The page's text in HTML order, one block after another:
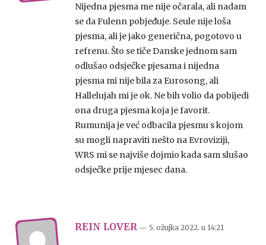
Nijedna pjesma me nije očarala, ali nadam
se da Fulenn pobjeđuje. Seule nije loša
pjesma, ali je jako generična, pogotovo u
refrenu. Što se tiče Danske jednom sam
odlušao odsječke pjesama i nijedna
pjesma mi nije bila za Eurosong, ali
Hallelujah mi je ok. Ne bih volio da pobijedi
ona druga pjesma koja je favorit.
Rumunija je već odbacila pjesmu s kojom
su mogli napraviti nešto na Evroviziji,
WRS mi se najviše dojmio kada sam slušao
odsječke prije mjesec dana.
REIN LOVER — 5. ožujka 2022. u 14:21